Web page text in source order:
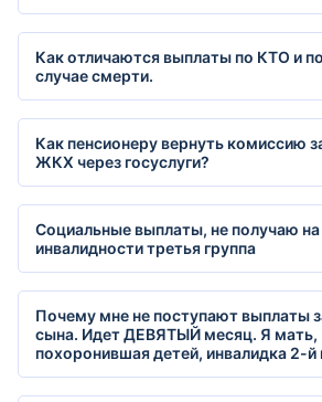
Как отличаются выплаты по КТО и
случае смерти.
Как пенсионеру вернуть комиссию
ЖКХ через госуслуги?
Социальные выплаты, не получаю на
инвалидности третья группа
Почему мне не поступают выплаты
сына. Идет ДЕВЯТЫЙ месяц. Я мать,
похоронившая детей, инвалидка 2-й